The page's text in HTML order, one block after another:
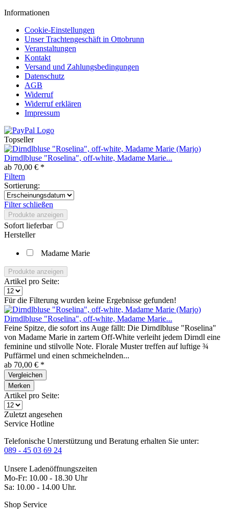
Informationen
Cookie-Einstellungen
Unser Trachtengeschäft in Ottobrunn
Veranstaltungen
Kontakt
Versand und Zahlungsbedingungen
Datenschutz
AGB
Widerruf
Widerruf erklären
Impressum
Topseller
Dirndlbluse "Roselina", off-white, Madame Marie...
ab 70,00 € *
Filtern
Sortierung:
Filter schließen
Produkte anzeigen
Sofort lieferbar
Hersteller
Madame Marie
Produkte anzeigen
Artikel pro Seite:
Für die Filterung wurden keine Ergebnisse gefunden!
Dirndlbluse "Roselina", off-white, Madame Marie...
Feine Spitze, die sofort ins Auge fällt: Die Dirndlbluse "Roselina"
von Madame Marie in zartem Off-White verleiht jedem Dirndl eine
feminine und stilvolle Note. Florale Muster treffen auf luftige ¾
Puffärmel und einen schmeichelnden...
ab 70,00 € *
Vergleichen
Merken
Artikel pro Seite:
Zuletzt angesehen
Service Hotline
Telefonische Unterstützung und Beratung erhalten Sie unter:
089 - 45 03 69 24
Unsere Ladenöffnungszeiten
Mo-Fr: 10.00 - 18.30 Uhr
Sa: 10.00 - 14.00 Uhr.
Shop Service